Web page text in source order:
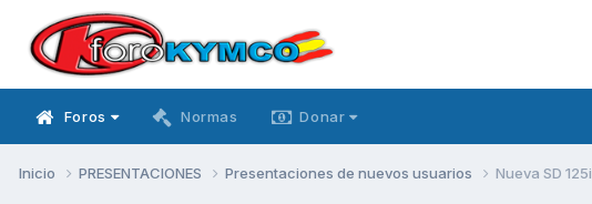
Foros Normas Donar
Inicio PRESENTACIONES Presentaciones de nuevos usuarios Nueva SD 125i